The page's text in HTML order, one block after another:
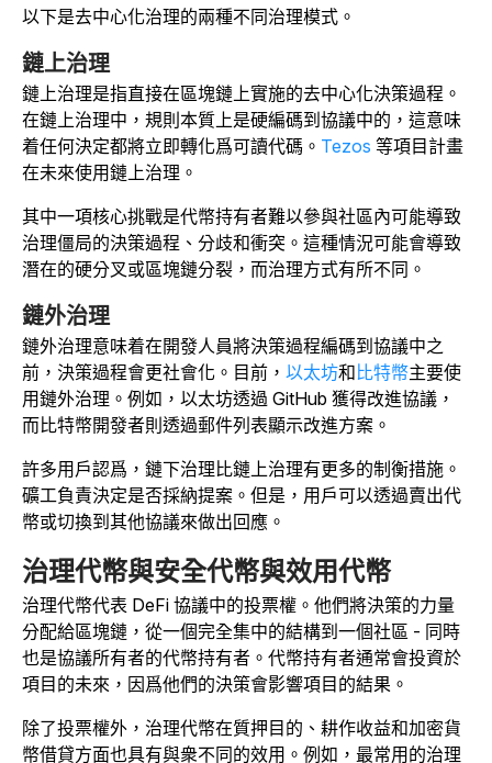
以下是去中心化治理的兩種不同治理模式。
鏈上治理
鏈上治理是指直接在區塊鏈上實施的去中心化決策過程。
在鏈上治理中，規則本質上是硬編碼到協議中的，這意味
着任何決定都將立即轉化爲可讀代碼。 Tezos 等項目計畫
在未來使用鏈上治理。
其中一項核心挑戰是代幣持有者難以參與社區內可能導致
治理僵局的決策過程、分歧和衝突。這種情況可能會導致
潛在的硬分叉或區塊鏈分裂，而治理方式有所不同。
鏈外治理
鏈外治理意味着在開發人員將決策過程編碼到協議中之
前，決策過程會更社會化。目前， 以太坊和比特幣主要使
用鏈外治理。例如，以太坊透過 GitHub 獲得改進協議，
而比特幣開發者則透過郵件列表顯示改進方案。
許多用戶認爲，鏈下治理比鏈上治理有更多的制衡措施。
礦工負責決定是否採納提案。但是，用戶可以透過賣出代
幣或切換到其他協議來做出回應。
治理代幣與安全代幣與效用代幣
治理代幣代表 DeFi 協議中的投票權。他們將決策的力量
分配給區塊鏈，從一個完全集中的結構到一個社區 - 同時
也是協議所有者的代幣持有者。代幣持有者通常會投資於
項目的未來，因爲他們的決策會影響項目的結果。
除了投票權外，治理代幣在質押目的、耕作收益和加密貨
幣借貸方面也具有與衆不同的效用。例如，最常用的治理